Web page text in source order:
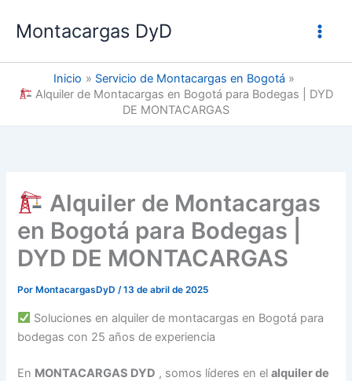
Montacargas DyD
Inicio
Servicio de Montacargas en Bogotá
Alquiler de Montacargas en Bogotá para Bodegas | DYD
DE MONTACARGAS
Alquiler de Montacargas
en Bogotá para Bodegas |
DYD DE MONTACARGAS
Por MontacargasDyD/13 de abril de 2025
Soluciones en alquiler de montacargas en Bogotá para
bodegas con 25 años de experiencia
En MONTACARGAS DYD , somos líderes en elalquiler de